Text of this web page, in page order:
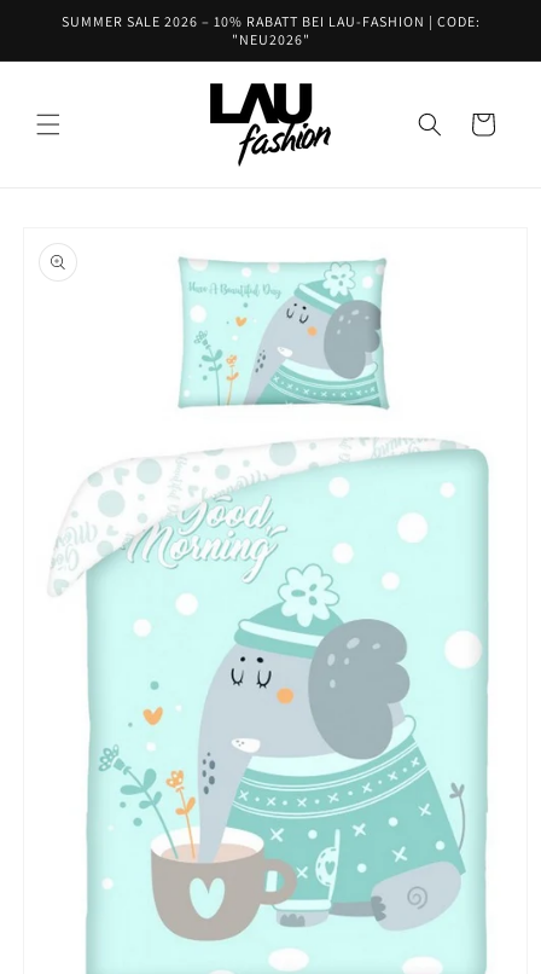
zumSUMMER SALE 2026 – 10% RABATT BEI LAU-FASHION | CODE:
"NEU2026"
Warenkorb